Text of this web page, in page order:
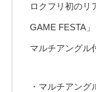
ロクフリ初のリ
GAME FESTA」
マルチアングル
・マルチアング